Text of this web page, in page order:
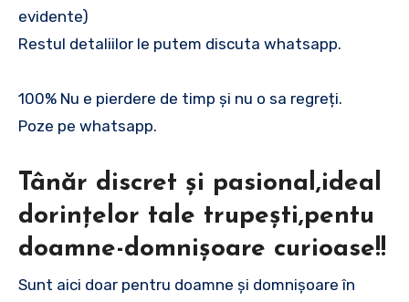
evidente)
Restul detaliilor le putem discuta whatsapp.
100% Nu e pierdere de timp și nu o sa regreți.
Poze pe whatsapp.
Tânăr discret și pasional,ideal
dorințelor tale trupești,pentu
doamne-domnișoare curioase!!
Sunt aici doar pentru doamne și domnișoare în